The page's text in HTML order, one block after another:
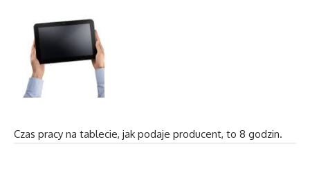
Czas pracy na tablecie, jak podaje producent, to 8 godzin.